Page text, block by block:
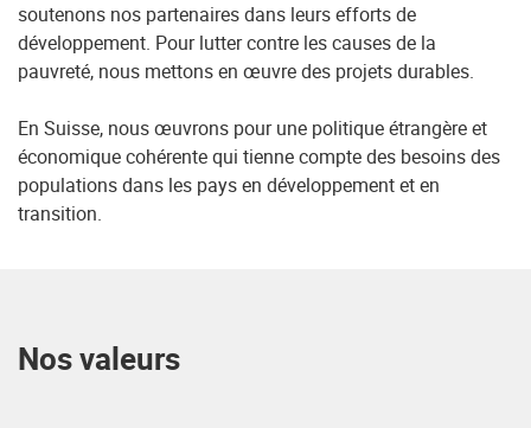
soutenons nos partenaires dans leurs efforts de
développement. Pour lutter contre les causes de la
pauvreté, nous mettons en œuvre des projets durables.
En Suisse, nous œuvrons pour une politique étrangère et
économique cohérente qui tienne compte des besoins des
populations dans les pays en développement et en
transition.
Nos valeurs